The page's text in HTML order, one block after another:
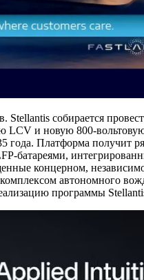
собирается
и новую 800-
Платформа получит
батареями,
концерном,
автономного
программы